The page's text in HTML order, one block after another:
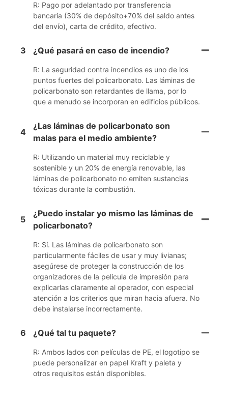
R: Pago por adelantado por transferencia
bancaria (30% de depósito+70% del saldo antes
del envío), carta de crédito, efectivo.
3 ¿Qué pasará en caso de incendio?
R: La seguridad contra incendios es uno de los
puntos fuertes del policarbonato. Las láminas de
policarbonato son retardantes de llama, por lo
que a menudo se incorporan en edificios públicos.
4
¿Las láminas de policarbonato son
malas para el medio ambiente?
R: Utilizando un material muy reciclable y
sostenible y un 20% de energía renovable, las
láminas de policarbonato no emiten sustancias
tóxicas durante la combustión.
5
¿Puedo instalar yo mismo las láminas de
policarbonato?
R: Sí. Las láminas de policarbonato son
particularmente fáciles de usar y muy livianas;
asegúrese de proteger la construcción de los
organizadores de la película de impresión para
explicarlas claramente al operador, con especial
atención a los criterios que miran hacia afuera. No
debe instalarse incorrectamente.
6 ¿Qué tal tu paquete?
R: Ambos lados con películas de PE, el logotipo se
puede personalizar en papel Kraft y paleta y
otros requisitos están disponibles.